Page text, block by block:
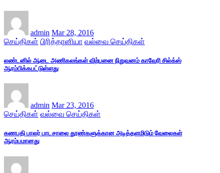
admin Mar 28, 2016
செய்திகள் பிரித்தானியா வல்வை செய்திகள்
லண்டனில் ஆடை அணிகலங்கள் விற்பனை நிறுவனம் காவேரி சில்க்ஸ்
ஆரம்பிக்கபட்டுள்ளது
admin Mar 23, 2016
செய்திகள் வல்வை செய்திகள்
கணபதி பாலர் பாடசாலை தூண்களுக்கான அடித்தளமிடும் வேலைகள்
ஆரம்பமானது